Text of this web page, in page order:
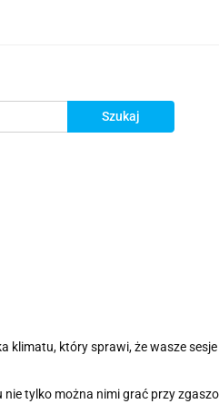
który sprawi, że wasze sesje
tylko można nimi grać przy